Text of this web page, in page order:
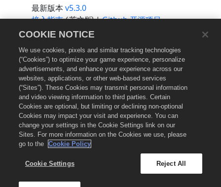
最新版本v5.3.0
接入指南(英文版)|Github 开源项目
合作伙伴
通过我们的广告交易平台触达您的受众用户
用户指南
(英文版)
API 资源 (英文版)
Chartboost.com
COOKIE NOTICE
We use cookies, pixels and similar tracking technologies
(“Cookies”) to optimize your game experience, personalize
advertisements, and enhance your experience across our
websites, applications, or other web-based services
(“Sites”). These Cookies may transmit personal information
and video viewing information to third parties. Certain
Cookies are optional, but limiting or declining non-optional
Cookies may impact your visit and experience. You can
change your settings in the Cookie Settings link on our
Sites. For more information on the Cookies we use, please
go to the
Cookie Policy
Cookie Settings Reject All